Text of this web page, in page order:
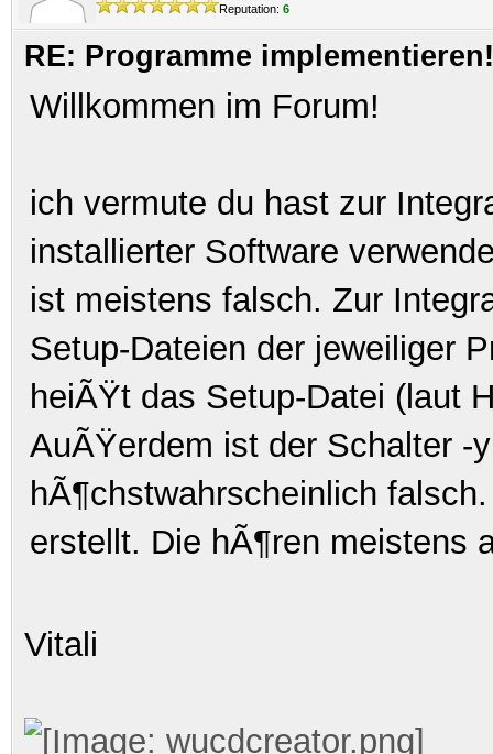
Reputation: 6
RE: Programme
Willkommen im Forum!
ich vermute du hast zur
installierter Software
ist meistens falsch. Zur
Setup-Dateien der jeweiliger
heiÃŸt das Setup-Datei (laut
AuÃŸerdem ist der Schalter -
hÃ¶chstwahrscheinlich
erstellt. Die hÃ¶ren meistens
Vitali